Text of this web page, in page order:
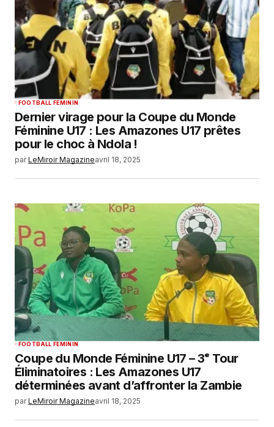
FOOTBALL FEMININ
Dernier virage pour la Coupe du Monde
Féminine U17 : Les Amazones U17 prêtes
pour le choc à Ndola !
par LeMiroir Magazineavril 18, 2025
FOOTBALL FEMININ
Coupe du Monde Féminine U17 – 3ᵉ Tour
Éliminatoires : Les Amazones U17
déterminées avant d’affronter la Zambie
par LeMiroir Magazineavril 18, 2025